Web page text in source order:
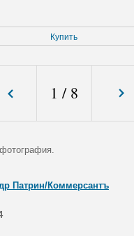
Купить
1 / 8
Патрин/Коммерсантъ